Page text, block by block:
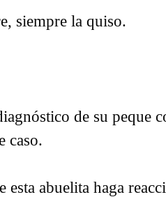
siempre la quiso.
de su peque
caso.
esta abuelita haga